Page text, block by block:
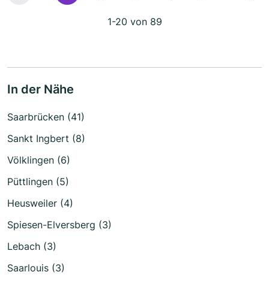
1-20 von 89
In der Nähe
Saarbrücken (41)
Sankt Ingbert (8)
Völklingen (6)
Püttlingen (5)
Heusweiler (4)
Spiesen-Elversberg (3)
Lebach (3)
Saarlouis (3)